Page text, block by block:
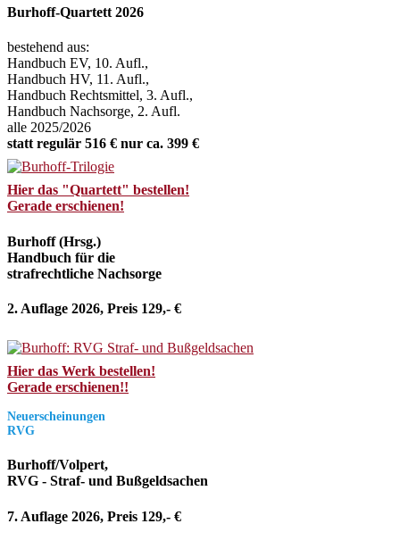
Burhoff-Quartett 2026
bestehend aus:
Handbuch EV, 10. Aufl.,
Handbuch HV, 11. Aufl.,
Handbuch Rechtsmittel, 3. Aufl.,
Handbuch Nachsorge, 2. Aufl.
alle 2025/2026
statt regulär 516 € nur ca. 399 €
Hier das "Quartett" bestellen!
Gerade erschienen!
Burhoff (Hrsg.)
Handbuch für die
strafrechtliche Nachsorge
2. Auflage 2026, Preis 129,- €
Hier das Werk bestellen!
Gerade erschienen!!
Neuerscheinungen
RVG
Burhoff/Volpert,
RVG - Straf- und Bußgeldsachen
7. Auflage 2026, Preis 129,- €